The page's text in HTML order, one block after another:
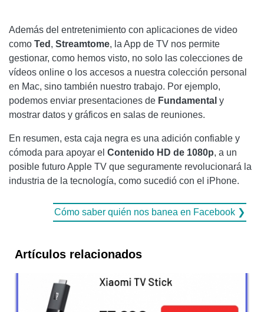
Además del entretenimiento con aplicaciones de video
como Ted , Streamtome, la App de TV nos permite
gestionar, como hemos visto, no solo las colecciones de
vídeos online o los accesos a nuestra colección personal
en Mac, sino también nuestro trabajo. Por ejemplo,
podemos enviar presentaciones de Fundamental y
mostrar datos y gráficos en salas de reuniones.
En resumen, esta caja negra es una adición confiable y
cómoda para apoyar el Contenido HD de 1080p, a un
posible futuro Apple TV que seguramente revolucionará la
industria de la tecnología, como sucedió con el iPhone.
Cómo saber quién nos banea en Facebook ❯
Artículos relacionados